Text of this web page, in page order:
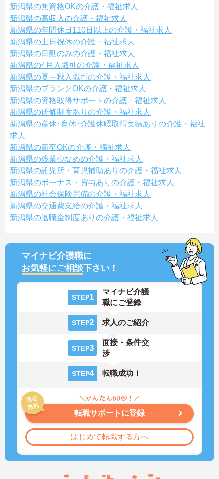
新潟県の無資格OKの介護・福祉求人
新潟県の高収入の介護・福祉求人
新潟県の年間休日110日以上の介護・福祉求人
新潟県の土日祝休の介護・福祉求人
新潟県の日勤のみの介護・福祉求人
新潟県の4月入職可の介護・福祉求人
新潟県の夏～秋入職可の介護・福祉求人
新潟県のブランクOKの介護・福祉求人
新潟県の資格取得サポートの介護・福祉求人
新潟県の研修制度ありの介護・福祉求人
新潟県の産休･育休･介護休暇取得実績ありの介護・福祉
求人
新潟県の新卒OKの介護・福祉求人
新潟県の残業少なめの介護・福祉求人
新潟県の託児所・育児補助ありの介護・福祉求人
新潟県のボーナス・賞与ありの介護・福祉求人
新潟県の社会保険完備の介護・福祉求人
新潟県の交通費支給の介護・福祉求人
新潟県の退職金制度ありの介護・福祉求人
マイナビ介護職に
お気軽にご相談下さい！
STEP1
マイナビ介護
職にご登録
STEP2 求人のご紹介
STEP3
面接・条件交
渉
STEP4 転職成功！
転職サポートに登録
はじめて転職する方へ